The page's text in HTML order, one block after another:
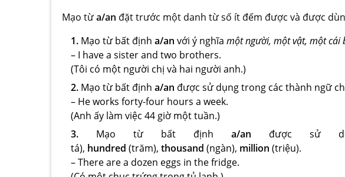
Mạo từa/an đặt trước một danh từ số ít đếm được và được
1. Mạo từ bất địnha/an với ý nghĩamột người, một vật, một cái
– I have a sister and two brothers.
(Tôi có một người chị và hai người anh.)
2. Mạo từ bất địnha/an được sử dụng trong các thành ngữ
– He works forty-four hours a week.
(Anh ấy làm việc 44 giờ một tuần.)
3. Mạo từ bất địnha/an được sử
tá), hundred (trăm),thousand (ngàn), million (triệu).
– There are a dozen eggs in the fridge.